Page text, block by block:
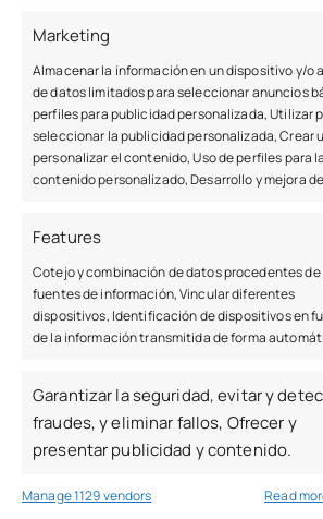
Marketing
Almacenar la información en un dispositivo y/o
de datos limitados para seleccionar anuncios
perfiles para publicidad personalizada, Utilizar
seleccionar la publicidad personalizada, Crear
personalizar el contenido, Uso de perfiles para
contenido personalizado, Desarrollo y mejora
Features
Cotejo y combinación de datos procedentes
fuentes de información, Vincular diferentes
dispositivos, Identificación de dispositivos en
de la información transmitida de forma
Garantizar la seguridad, evitar y
fraudes, y eliminar fallos, Ofrecer y
presentar publicidad y contenido.
Manage 1129 vendors Read
nunca termina. Aunque es posible
Segunda Oportunidad para eliminar
actuales,poder evitarlas en el
depender en gran medida de tus
estabilidad en la actualidad, también
preocupamos por tus costumbres
aconsejamos para mejorarlas en el
Estás a